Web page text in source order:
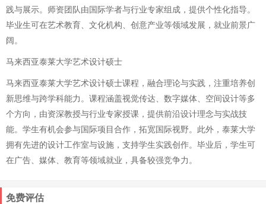
践与展示。师资团队由国际学者与行业专家组成，提供个性化指导。
毕业生可在艺术教育、文化机构、创意产业等领域发展，就业前景广
阔。
马来西亚泰莱大学艺术设计硕士
马来西亚泰莱大学艺术设计硕士课程，融合理论与实践，注重培养创
新思维与跨学科能力。课程涵盖视觉传达、数字媒体、空间设计等多
个方向，由资深教授与行业专家授课，提供前沿设计理念与实战技
能。学生有机会参与国际项目合作，拓宽国际视野。此外，泰莱大学
拥有先进的设计工作室与设施，支持学生实践创作。毕业后，学生可
在广告、媒体、教育等领域就业，具备较强竞争力。
免费评估